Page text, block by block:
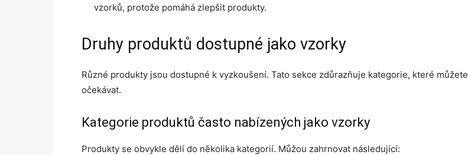
vzorků, protože pomáhá zlepšit produkty.
Druhy produktů dostupné jako vzorky
Různé produkty jsou dostupné k vyzkoušení. Tato sekce zdůrazňuje kategorie, které můžete
očekávat.
Kategorie produktů často nabízených jako vzorky
Produkty se obvykle dělí do několika kategorií. Můžou zahrnovat následující: